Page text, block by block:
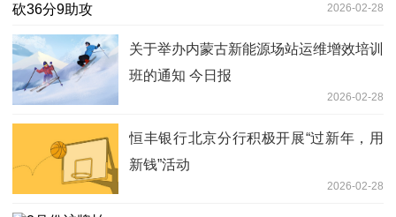
2026-02-28
关于举办内蒙古新能源场站运维增效培训
班的通知 今日报
2026-02-28
恒丰银行北京分行积极开展“过新年，用
新钱”活动
2026-02-28